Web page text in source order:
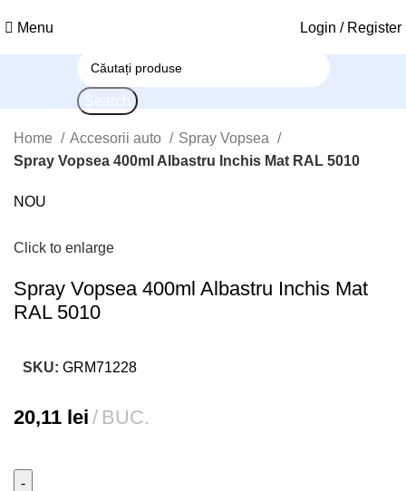
Menu Login / Register
Search
Home Accesorii auto
Spray Vopsea
Spray Vopsea 400ml Albastru Inchis Mat RAL 5010
NOU
Click to enlarge
Spray Vopsea 400ml Albastru Inchis Mat
RAL 5010
SKU: GRM71228
20,11 lei BUC.